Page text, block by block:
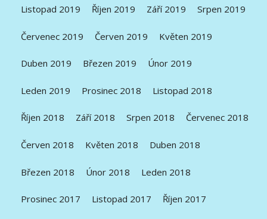
Listopad 2019 Říjen 2019 Září 2019 Srpen 2019
Červenec 2019 Červen 2019 Květen 2019
Duben 2019 Březen 2019 Únor 2019
Leden 2019 Prosinec 2018 Listopad 2018
Říjen 2018 Září 2018 Srpen 2018 Červenec 2018
Červen 2018 Květen 2018 Duben 2018
Březen 2018 Únor 2018 Leden 2018
Prosinec 2017 Listopad 2017 Říjen 2017